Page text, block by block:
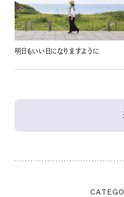
明日もいい日になりますように